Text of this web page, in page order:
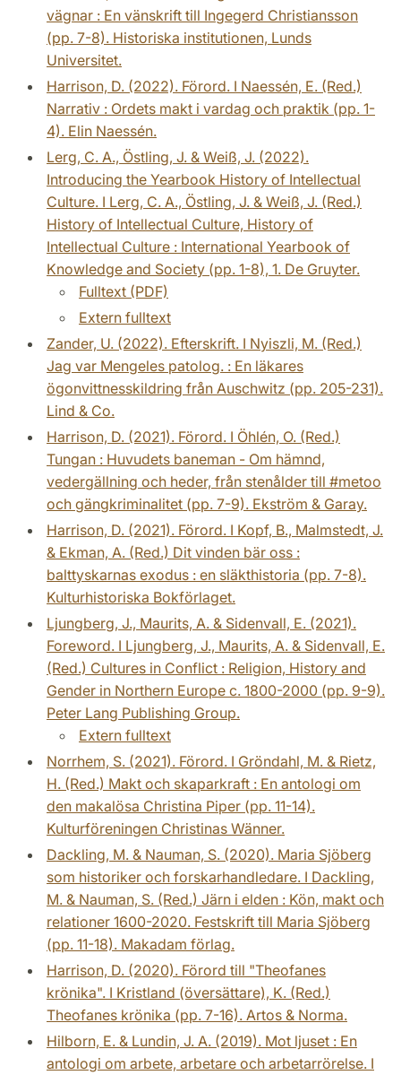
vägnar : En vänskrift till Ingegerd Christiansson
(pp. 7-8). Historiska institutionen, Lunds
Universitet.
Harrison, D. (2022). Förord. I Naessén, E. (Red.)
Narrativ : Ordets makt i vardag och praktik (pp. 1-
4). Elin Naessén.
Lerg, C. A., Östling, J. & Weiß, J. (2022).
Introducing the Yearbook History of Intellectual
Culture. I Lerg, C. A., Östling, J. & Weiß, J. (Red.)
History of Intellectual Culture, History of
Intellectual Culture : International Yearbook of
Knowledge and Society (pp. 1-8), 1. De Gruyter.
Fulltext (PDF)
Extern fulltext
Zander, U. (2022). Efterskrift. I Nyiszli, M. (Red.)
Jag var Mengeles patolog. : En läkares
ögonvittnesskildring från Auschwitz (pp. 205-231).
Lind & Co.
Harrison, D. (2021). Förord. I Öhlén, O. (Red.)
Tungan : Huvudets baneman - Om hämnd,
vedergällning och heder, från stenålder till #metoo
och gängkriminalitet (pp. 7-9). Ekström & Garay.
Harrison, D. (2021). Förord. I Kopf, B., Malmstedt, J.
& Ekman, A. (Red.) Dit vinden bär oss :
balttyskarnas exodus : en släkthistoria (pp. 7-8).
Kulturhistoriska Bokförlaget.
Ljungberg, J., Maurits, A. & Sidenvall, E. (2021).
Foreword. I Ljungberg, J., Maurits, A. & Sidenvall, E.
(Red.) Cultures in Conflict : Religion, History and
Gender in Northern Europe c. 1800-2000 (pp. 9-9).
Peter Lang Publishing Group.
Extern fulltext
Norrhem, S. (2021). Förord. I Gröndahl, M. & Rietz,
H. (Red.) Makt och skaparkraft : En antologi om
den makalösa Christina Piper (pp. 11-14).
Kulturföreningen Christinas Wänner.
Dackling, M. & Nauman, S. (2020). Maria Sjöberg
som historiker och forskarhandledare. I Dackling,
M. & Nauman, S. (Red.) Järn i elden : Kön, makt och
relationer 1600-2020. Festskrift till Maria Sjöberg
(pp. 11-18). Makadam förlag.
Harrison, D. (2020). Förord till "Theofanes
krönika". I Kristland (översättare), K. (Red.)
Theofanes krönika (pp. 7-16). Artos & Norma.
Hilborn, E. & Lundin, J. A. (2019). Mot ljuset : En
antologi om arbete, arbetare och arbetarrörelse. I